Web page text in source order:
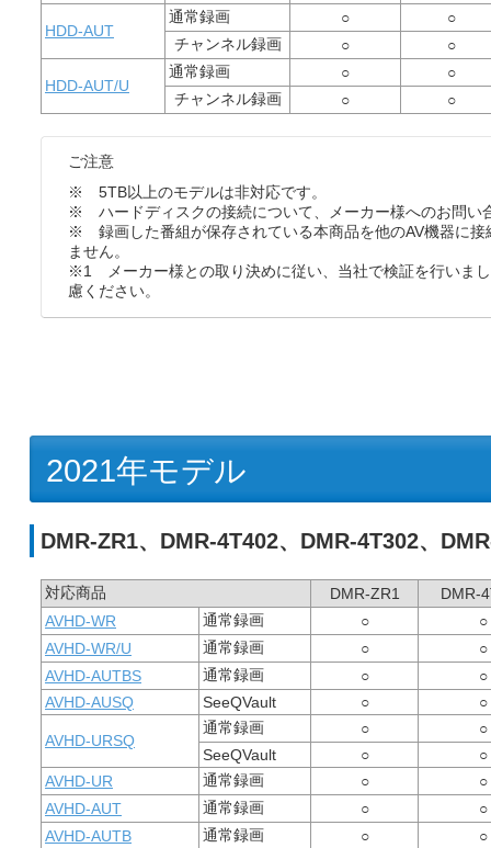
HDD-AUT
通常録画 ○
○
チャンネル録画
○ ○
HDD-AUT/U
通常録画 ○
○
チャンネル録画
○ ○
ご注意
※ 5TB以上のモデルは非対応です。
※ ハードディスクの接続について、メーカー様へのお問い
※ 録画した番組が保存されている本商品を他のAV機器に接
ません。
※1 メーカー様との取り決めに従い、当社で検証を行いま
慮ください。
2021年モデル
DMR-ZR1、DMR-4T402、DMR-4T302、
対応商品 DMR-ZR1
DMR-
AVHD-WR
通常録画 ○
○
AVHD-WR/U
通常録画 ○
○
AVHD-AUTBS
通常録画 ○
○
AVHD-AUSQ
SeeQVault ○ ○
AVHD-URSQ
通常録画 ○
○
SeeQVault
○
○
AVHD-UR
通常録画 ○
○
AVHD-AUT
通常録画 ○
○
AVHD-AUTB
通常録画 ○
○